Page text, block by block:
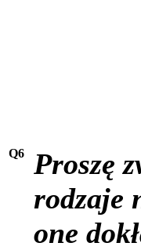
Q6
Proszę
rodzaje
one